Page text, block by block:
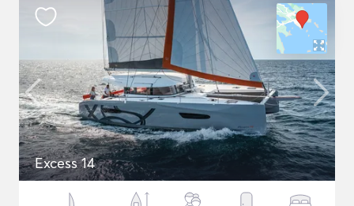
Excess 14